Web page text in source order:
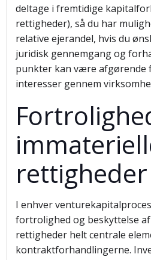
deltage i fremtidige
rettigheder), så du har
relative ejerandel, hvis du
juridisk gennemgang og
punkter kan være afgørende
interesser gennem
rettigheder
I enhver
fortrolighed og beskyttelse
rettigheder helt centrale
kontraktforhandlingerne.